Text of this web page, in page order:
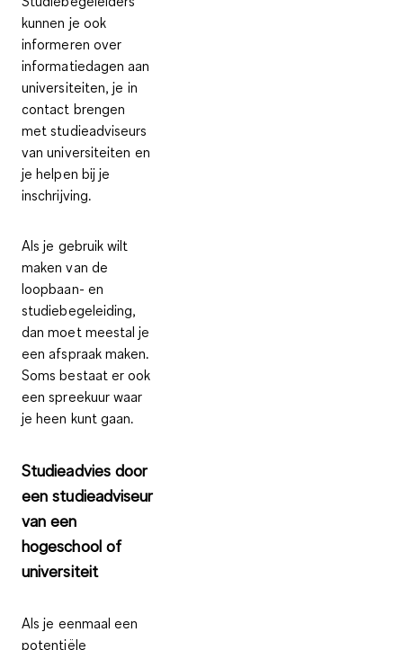
kunnen je ook
informeren over
informatiedagen aan
universiteiten, je in
contact brengen
met studieadviseurs
van universiteiten en
jehelpen bij je
inschrijving.
Als je gebruik wilt
maken van de
loopbaan- en
studiebegeleiding,
dan moet meestal je
een afspraak maken.
Soms bestaat er ook
een spreekuur waar
je heen kunt gaan.
Studieadvies door
een studieadviseur
van een
hogeschool of
universiteit
Als je eenmaal een
potentiële